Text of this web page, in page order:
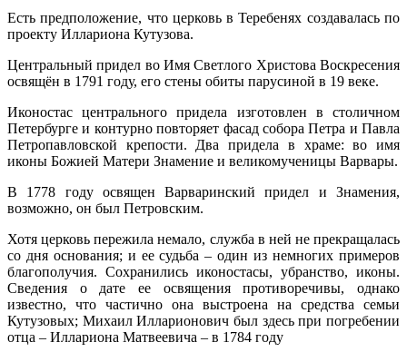
Есть предположение, что церковь в Теребенях создавалась по
проекту Иллариона Кутузова.
Центральный придел во Имя Светлого Христова Воскресения
освящён в 1791 году, его стены обиты парусиной в 19 веке.
Иконостас центрального придела изготовлен в столичном
Петербурге и контурно повторяет фасад собора Петра и Павла
Петропавловской крепости. Два придела в храме: во имя
иконы Божией Матери Знамение и великомученицы Варвары.
В 1778 году освящен Варваринский придел и Знамения,
возможно, он был Петровским.
Хотя церковь пережила немало, служба в ней не прекращалась
со дня основания; и ее судьба – один из немногих примеров
благополучия. Сохранились иконостасы, убранство, иконы.
Сведения о дате ее освящения противоречивы, однако
известно, что частично она выстроена на средства семьи
Кутузовых; Михаил Илларионович был здесь при погребении
отца – Иллариона Матвеевича – в 1784 году